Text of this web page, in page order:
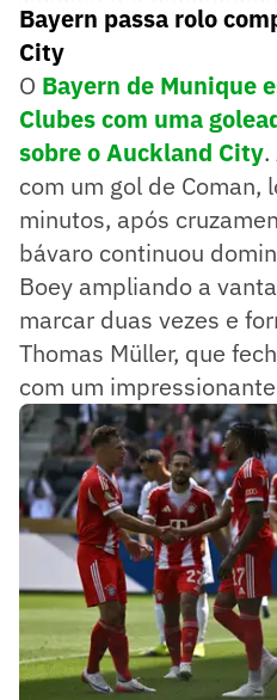
Bayern passa rolo
City
O Bayern de Munique
Clubes com uma
sobre o Auckland City
com um gol de Coman,
minutos, após
bávaro continuou
Boey ampliando a
marcar duas vezes e
Thomas Müller, que
com um